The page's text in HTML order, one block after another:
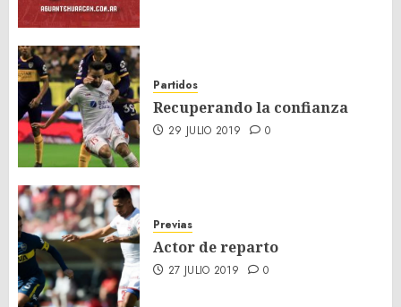
Partidos
Recuperando la confianza
29 JULIO 2019 0
Previas
Actor de reparto
27 JULIO 2019 0